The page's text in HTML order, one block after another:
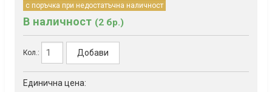
с поръчка при недостатъчна наличност
В наличност (2 бр.)
Кол.: Добави
Единична цена: